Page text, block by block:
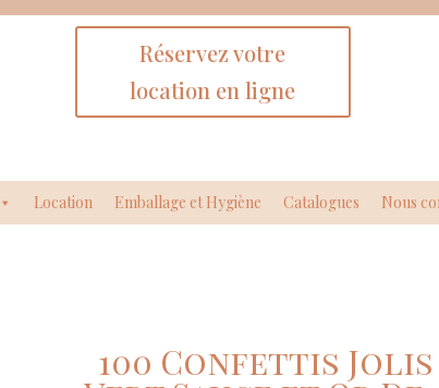
Réservez votre
location en ligne
Location Emballage et Hygiène Catalogues Nous
100 Confettis